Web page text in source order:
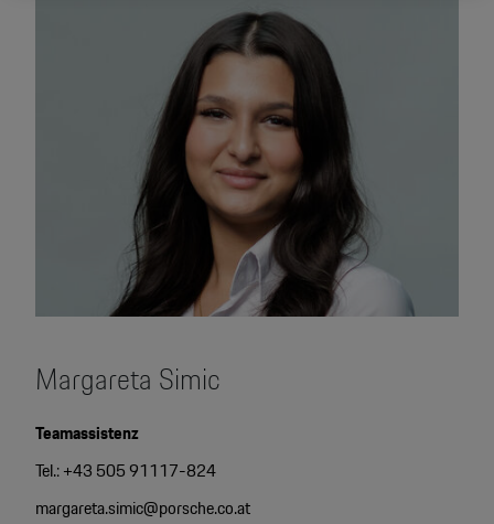
Margareta Simic
Teamassistenz
Tel.: +43 505 91117-824
margareta.simic@porsche.co.at